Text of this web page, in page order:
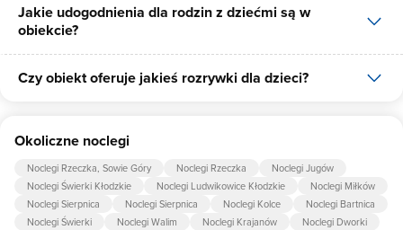
Tak, Domki całoroczne na Dębówce Góry Sowie udostępnia dla
swoich gości internet.
Jakie udogodnienia dla rodzin z dziećmi są w
obiekcie?
Udogodnienia dla rodzin z dziećmi jakie oferuje Domki całoroczne
Czy obiekt oferuje jakieś rozrywki dla dzieci?
piaskownica, huśtawka.
Okoliczne noclegi
Noclegi Rzeczka, Sowie Góry Noclegi Rzeczka
Noclegi Jugów
Noclegi Świerki Kłodzkie
Noclegi Ludwikowice Kłodzkie
Noclegi Miłków
Noclegi Sierpnica
Noclegi Sierpnica Noclegi Kolce
Noclegi Bartnica
Noclegi Świerki
Noclegi Walim Noclegi Krajanów
Noclegi Dworki